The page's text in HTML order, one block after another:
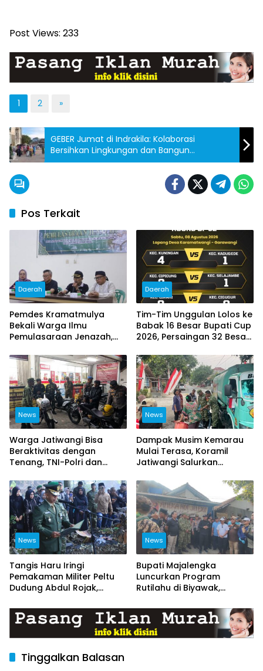
Post Views: 233
1 2 »
GEBER Jumat di Indrakila: Kolaborasi
Bersihkan Lingkungan dan Bangun
Kepedulian
Pos Terkait
Daerah
Pemdes Kramatmulya
Bekali Warga Ilmu
Pemulasaraan Jenazah,
dan Keagamaan
Daerah
Tim-Tim Unggulan Lolos ke
Babak 16 Besar Bupati Cup
2026, Persaingan 32 Besar
News
Warga Jatiwangi Bisa
Beraktivitas dengan
Tenang, TNI-Polri dan
Patroli
News
Dampak Musim Kemarau
Mulai Terasa, Koramil
Jatiwangi Salurkan
Warga Desa Loji
News
Tangis Haru Iringi
Pemakaman Militer Peltu
Dudung Abdul Rojak,
Upacara Penghormatan
Terakhir
News
Bupati Majalengka
Luncurkan Program
Rutilahu di Biyawak,
1714/Jatitujuh Turut
Dukung GEBER Bersama
Warga
Tinggalkan Balasan